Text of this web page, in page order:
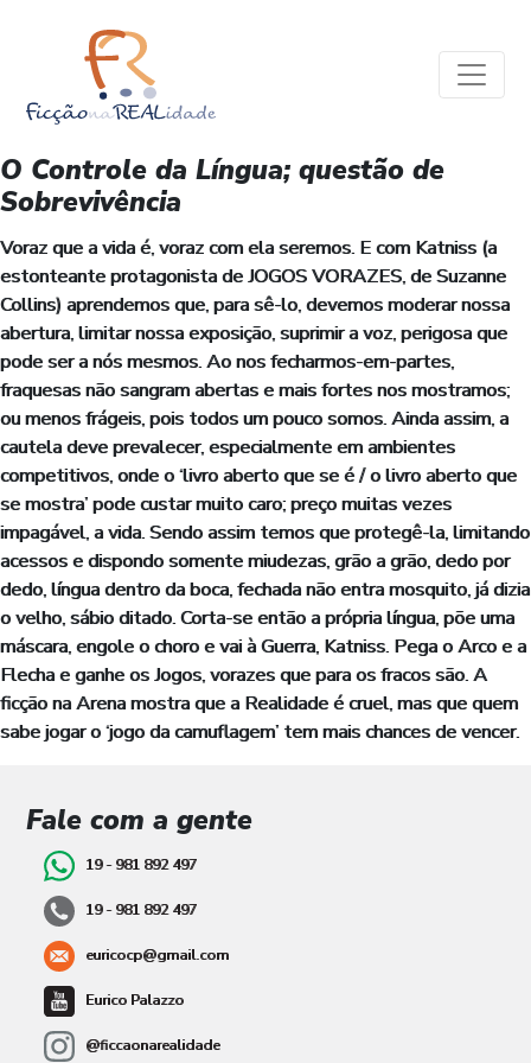
O Controle da Língua; questão de
Sobrevivência
Voraz que a vida é, voraz com ela seremos. E com Katniss (a
estonteante protagonista de JOGOS VORAZES, de Suzanne
Collins) aprendemos que, para sê-lo, devemos moderar nossa
abertura, limitar nossa exposição, suprimir a voz, perigosa que
pode ser a nós mesmos. Ao nos fecharmos-em-partes,
fraquesas não sangram abertas e mais fortes nos mostramos;
ou menos frágeis, pois todos um pouco somos. Ainda assim, a
cautela deve prevalecer, especialmente em ambientes
competitivos, onde o ‘livro aberto que se é / o livro aberto que
se mostra’ pode custar muito caro; preço muitas vezes
impagável, a vida. Sendo assim temos que protegê-la, limitando
acessos e dispondo somente miudezas, grão a grão, dedo por
dedo, língua dentro da boca, fechada não entra mosquito, já dizia
o velho, sábio ditado. Corta-se então a própria língua, põe uma
máscara, engole o choro e vai à Guerra, Katniss. Pega o Arco e a
Flecha e ganhe os Jogos, vorazes que para os fracos são. A
ficção na Arena mostra que a Realidade é cruel, mas que quem
sabe jogar o ‘jogo da camuflagem’ tem mais chances de vencer.
Fale com a gente
19 - 981 892 497
19 - 981 892 497
euricocp@gmail.com
Eurico Palazzo
@ficcaonarealidade